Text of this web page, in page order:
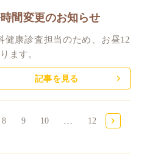
間変更のお知らせ
健康診査担当のため、お昼12
ます。
記事を見る
8 9 10 … 12 ›